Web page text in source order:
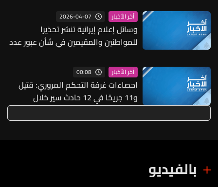
آخر الأخبار 2026-04-07
وسائل إعلام إيرانية تنشر تحذيرا
للمواطنين والمقيمين في شأن عبور عدد
والإمارات والبحرين
آخر الأخبار 00:08
احصاءات غرفة التحكم المروري: قتيل
و11 جريحًا في 12 حادث سير خلال
الساعات الـ24 الماضية
بالفيديو